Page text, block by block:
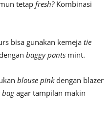
tetap fresh? Kombinasi
bisa gunakan kemeja tie
baggy pants mint.
blouse pinkdengan blazer
bagagar tampilan makin